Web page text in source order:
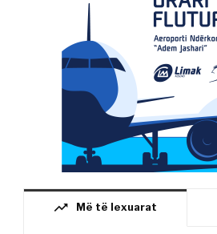
trending_up Më të lexuarat